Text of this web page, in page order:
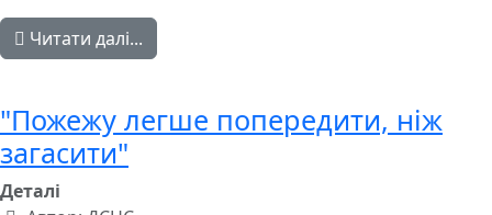
Читати далі...
"Пожежу легше попередити, ніж
загасити"
Деталі